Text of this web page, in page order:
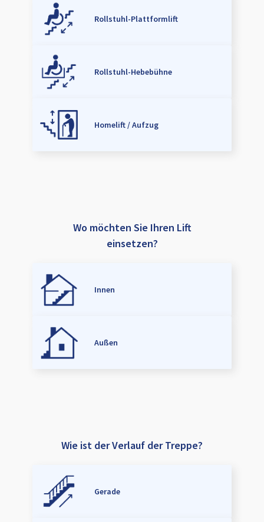
Rollstuhl-Plattformlift
Rollstuhl-Hebebühne
Homelift / Aufzug
Wo möchten Sie Ihren Lift
einsetzen?
Innen
Außen
Wie ist der Verlauf der Treppe?
Gerade